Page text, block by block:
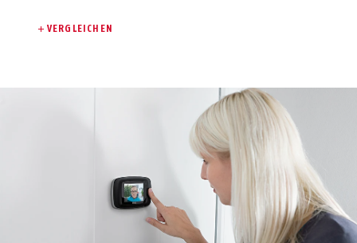
VERGLEICHEN